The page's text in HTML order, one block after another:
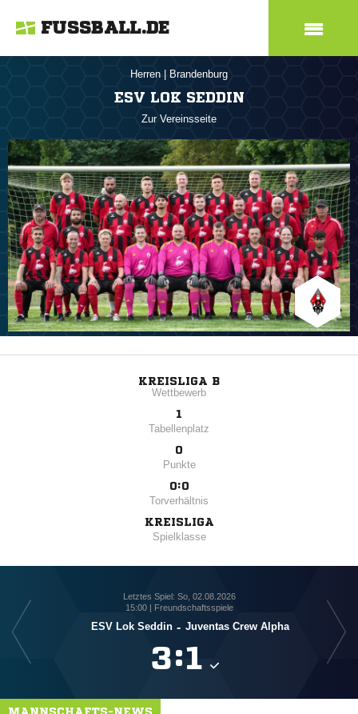
FUSSBALL.DE
Herren Brandenburg
ESV LOK SEDDIN
Zur Vereinsseite
KREISLIGA B
Wettbewerb
1
Tabellenplatz
0
Punkte
0:0
Torverhältnis
KREISLIGA
Spielklasse
Letztes Spiel: So, 02.08.2026
15:00 | Freundschaftsspiele
ESV Lok Seddin - Juventas Crew Alpha
: